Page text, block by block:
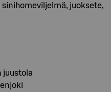
sinihomeviljelmä, juoksete,
juustola